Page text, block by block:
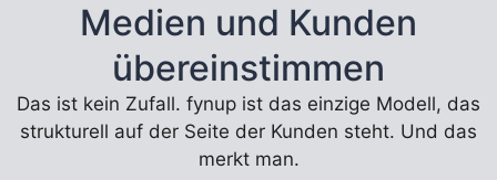
Medien und Kunden
übereinstimmen
Das ist kein Zufall. fynup ist das einzige Modell, das
strukturell auf der Seite der Kunden steht. Und das
merkt man.